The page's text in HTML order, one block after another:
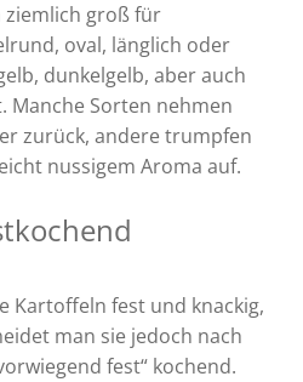
groß für
oval, länglich oder
dunkelgelb, aber auch
Manche Sorten nehmen
zurück, andere trumpfen
nussigem Aroma auf.
Kartoffeln fest und knackig,
man sie jedoch nach
fest“ kochend.